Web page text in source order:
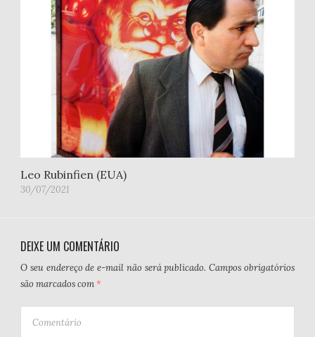
Leo Rubinfien (EUA)
30/07/2021
DEIXE UM COMENTÁRIO
O seu endereço de e-mail não será publicado. Campos obrigatórios
são marcados com*